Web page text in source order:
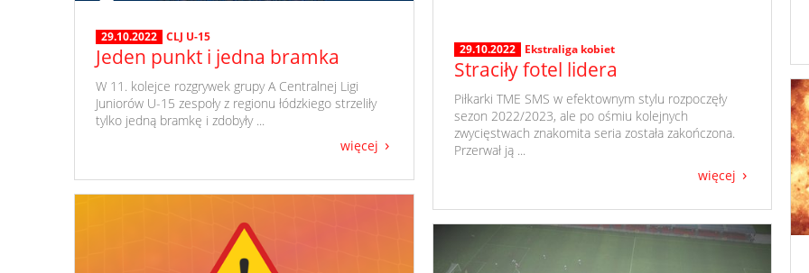
29.10.2022 CLJ U-15
Jeden punkt i jedna bramka
​ W 11. kolejce rozgrywek grupy A Centralnej Ligi
Juniorów U-15 zespoły z regionu łódzkiego strzeliły
tylko jedną bramkę i zdobyły ...
więcej
29.10.2022 Ekstraliga kobiet
Straciły fotel lidera
​ Piłkarki TME SMS w efektownym stylu rozpoczęły
sezon 2022/2023, ale po ośmiu kolejnych
zwycięstwach znakomita seria została zakończona.
Przerwał ją ...
więcej